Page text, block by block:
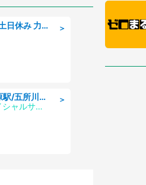
＞
検査/検品/ライン作業 日勤 土日休み 力仕事ほぼなし 座り作業メイン 検品·検査
＞
アイリスト/青森県/五所川原駅/五所川原市
ニキビケア&毛穴改善フェイシャルサロン BELDAD